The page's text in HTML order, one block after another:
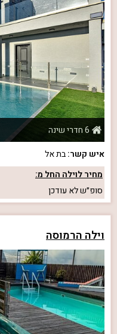
6 חדרי שינה
איש קשר:בת אל
מחיר לוילה החל מ:
סופ״שלא עודכן
וילה הרמוסה